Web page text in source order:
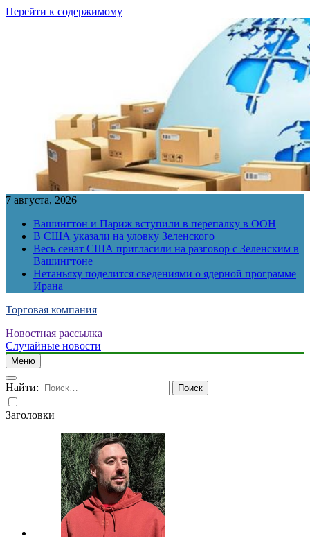
Перейти к содержимому
7 августа, 2026
Вашингтон и Париж вступили в перепалку в ООН
В США указали на уловку Зеленского
Весь сенат США пригласили на разговор с Зеленским в
Вашингтоне
Нетаньяху поделится сведениями о ядерной программе
Ирана
Торговая компания
Новостная рассылка
Случайные новости
Меню
Найти:
Заголовки